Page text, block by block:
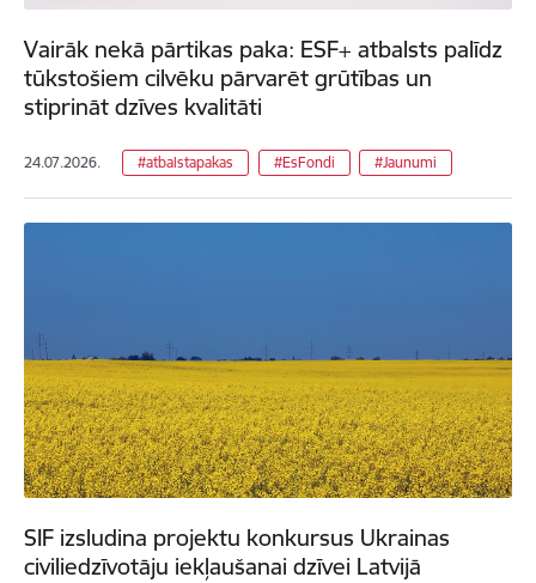
Vairāk nekā pārtikas paka: ESF+ atbalsts palīdz
tūkstošiem cilvēku pārvarēt grūtības un
stiprināt dzīves kvalitāti
24.07.2026. #atbalstapakas #EsFondi #Jaunumi
SIF izsludina projektu konkursus Ukrainas
civiliedzīvotāju iekļaušanai dzīvei Latvijā